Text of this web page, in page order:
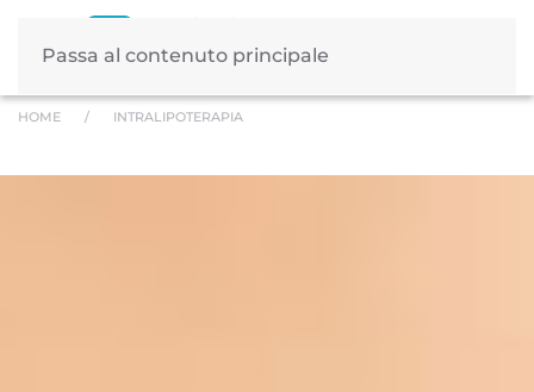
Passa al contenuto principale
HOME INTRALIPOTERAPIA